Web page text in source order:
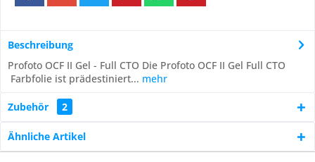
Beschreibung
Profoto OCF II Gel - Full CTO Die Profoto OCF II Gel Full CTO
Farbfolie ist prädestiniert... mehr
Zubehör 2
Ähnliche Artikel